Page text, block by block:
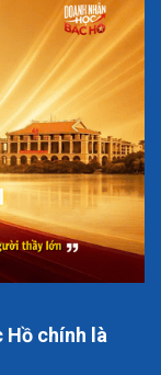
Hồ chính là